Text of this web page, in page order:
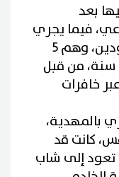
بعد
فيما يجري
البحث والتّمشيط عن بقية المفقودين، وهم 5
شبان تتراوح أعمارهم بين 25 و40 سنة، من قبل
خافرات
بالمهدية،
كانت قد
تعود إلى شاب